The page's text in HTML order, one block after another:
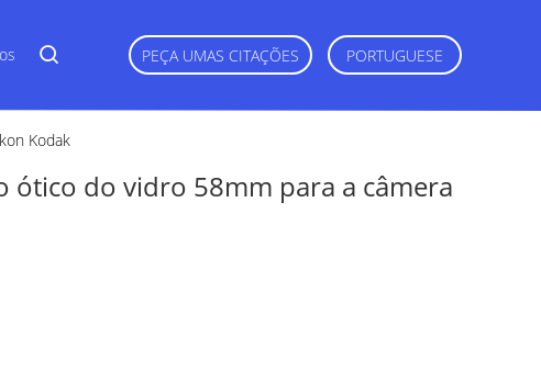
PEÇA UMAS CITAÇÕES PORTUGUESE
Kodak
do vidro 58mm para a câmera